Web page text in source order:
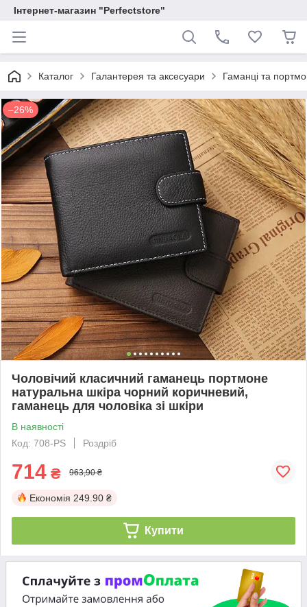
Інтернет-магазин "Perfectstore"
Каталог Галантерея та аксесуари Гаманці та
–26%
Чоловічий класичний гаманець портмоне
натуральна шкіра чорний коричневий,
гаманець для чоловіка зі шкіри
В наявності
Код: 708-PS
Роздріб
714 ₴ 963,90 ₴
Економія 249.90 ₴
Купити